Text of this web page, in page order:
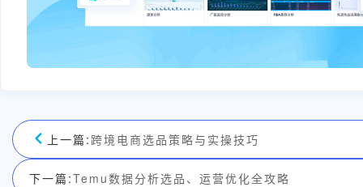
上一篇: 跨境电商选品策略与实操技巧
下一篇:Temu数据分析选品、运营优化全攻略